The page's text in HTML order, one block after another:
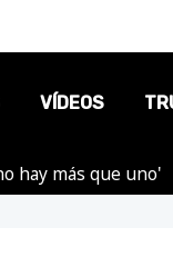
VÍDEOS
hay más que uno'